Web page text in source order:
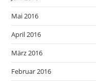
Mai 2016
April 2016
März 2016
Februar 2016